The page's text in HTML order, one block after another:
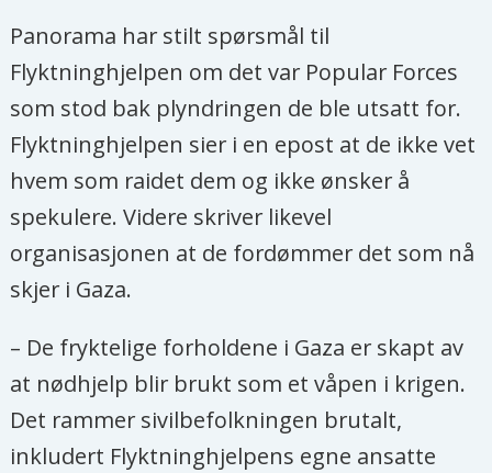
Panorama har stilt spørsmål til
Flyktninghjelpen om det var Popular Forces
som stod bak plyndringen de ble utsatt for.
Flyktninghjelpen sier i en epost at de ikke vet
hvem som raidet dem og ikke ønsker å
spekulere. Videre skriver likevel
organisasjonen at de fordømmer det som nå
skjer i Gaza.
– De fryktelige forholdene i Gaza er skapt av
at nødhjelp blir brukt som et våpen i krigen.
Det rammer sivilbefolkningen brutalt,
inkludert Flyktninghjelpens egne ansatte